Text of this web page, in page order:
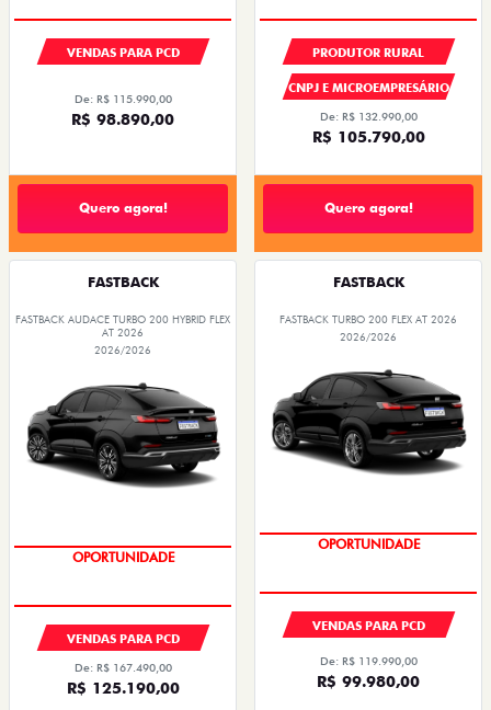
VENDAS PARA PCD
De: R$ 115.990,00
R$ 98.890,00
Quero agora!
PRODUTOR RURAL
CNPJ E MICROEMPRESÁRIO
De: R$ 132.990,00
R$ 105.790,00
Quero agora!
FASTBACK
FASTBACK AUDACE TURBO 200 HYBRID FLEX
AT 2026
2026/2026
OPORTUNIDADE
VENDAS PARA PCD
De: R$ 167.490,00
R$ 125.190,00
FASTBACK
FASTBACK TURBO 200 FLEX AT 2026
2026/2026
OPORTUNIDADE
VENDAS PARA PCD
De: R$ 119.990,00
R$ 99.980,00